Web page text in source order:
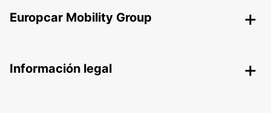
Europcar Mobility Group
Información legal